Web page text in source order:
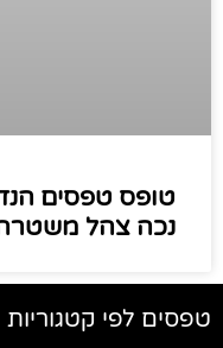
טופס טפסים
נכה צהל
טפסים לפי קטגוריות